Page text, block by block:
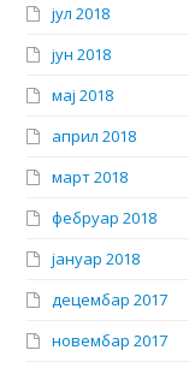
јул 2018
јун 2018
мај 2018
април 2018
март 2018
фебруар 2018
јануар 2018
децембар 2017
новембар 2017